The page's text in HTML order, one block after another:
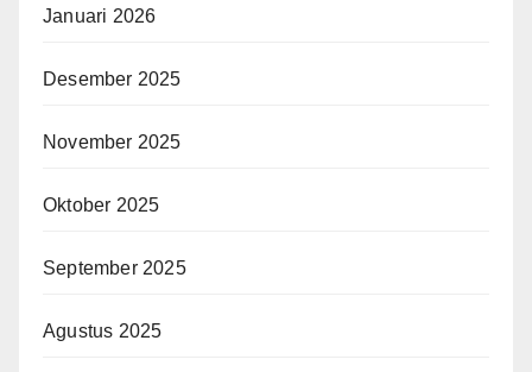
Januari 2026
Desember 2025
November 2025
Oktober 2025
September 2025
Agustus 2025